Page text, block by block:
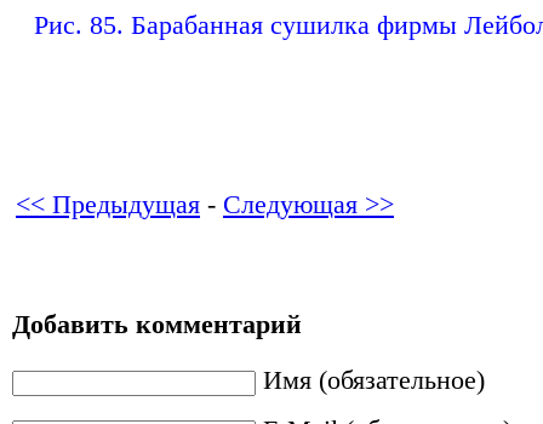
Рис. 85. Барабанная сушилка фирмы
<< Предыдущая - Следующая >>
Добавить комментарий
Имя (обязательное)